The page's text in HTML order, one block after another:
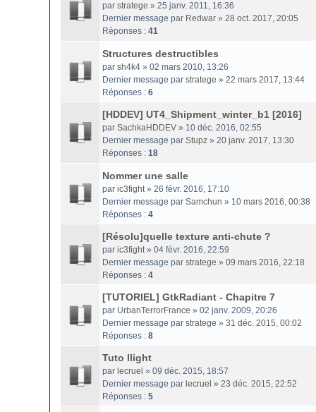
par stratege » 25 janv. 2011, 16:36
Dernier message par Redwar » 28 oct. 2017, 20:05
Réponses : 41
Structures destructibles
par sh4k4 » 02 mars 2010, 13:26
Dernier message par stratege » 22 mars 2017, 13:44
Réponses : 6
[HDDEV] UT4_Shipment_winter_b1 [2016]
par SachkaHDDEV » 10 déc. 2016, 02:55
Dernier message par Stupz » 20 janv. 2017, 13:30
Réponses : 18
Nommer une salle
par ic3fight» 26 févr. 2016, 17:10
Dernier message par Samchun » 10 mars 2016, 00:38
Réponses : 4
[Résolu]quelle texture anti-chute ?
par ic3fight» 04 févr. 2016, 22:59
Dernier message par stratege » 09 mars 2016, 22:18
Réponses : 4
[TUTORIEL] GtkRadiant - Chapitre 7
par UrbanTerrorFrance » 02 janv. 2009, 20:26
Dernier message par stratege » 31 déc. 2015, 00:02
Réponses : 8
Tuto llight
par lecruel » 09 déc. 2015, 18:57
Dernier message par lecruel » 23 déc. 2015, 22:52
Réponses : 5